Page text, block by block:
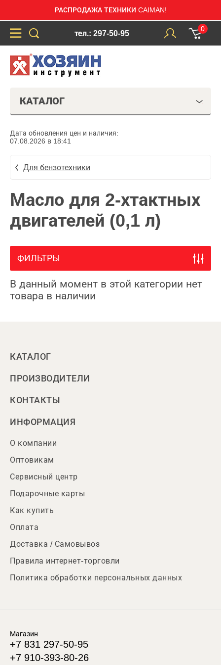
РАСПРОДАЖА ТЕХНИКИ CAIMAN!
тел.: 297-50-95
0
КАТАЛОГ
Дата обновления цен и наличия:
07.08.2026 в 18:41
Для бензотехники
Масло для 2-хтактных
двигателей (0,1 л)
ФИЛЬТРЫ
В данный момент в этой категории нет
товара в наличии
КАТАЛОГ
ПРОИЗВОДИТЕЛИ
КОНТАКТЫ
ИНФОРМАЦИЯ
О компании
Оптовикам
Сервисный центр
Подарочные карты
Как купить
Оплата
Доставка / Самовывоз
Правила интернет-торговли
Политика обработки персональных данных
Магазин
+7 831 297-50-95
+7 910-393-80-26